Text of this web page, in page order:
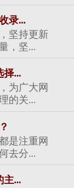
录...
坚持更新
，坚...
择...
为广大网
的关...
是注重网
去分...
主...